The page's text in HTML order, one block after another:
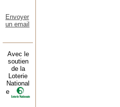
Envoyer
un email
Avec le
soutien
de la
Loterie
National
e